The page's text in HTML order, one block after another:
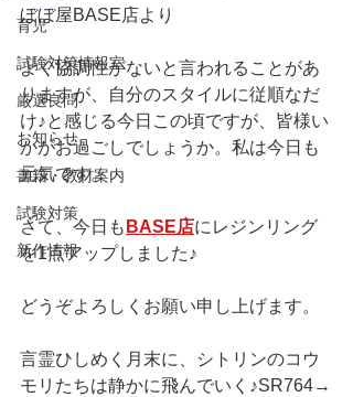
育児
試験対策情報室
厳選良問
お知らせ
書籍・教材案内
試験対策
新作情報
ぼぼ屋BASE店より
よく協調性がないと言われることがあ
りますが、自分のスタイルに従順なだ
け♪と感じる今日この頃ですが、皆様い
かがお過ごしでしょうか。私は今日も
元気です。
さて、今日も BASE店にレジンリング
を1点アップしました♪
どうぞよろしくお願い申し上げます。
言霊ひしめく月末に、シトリンのコウ
モリたちは静かに飛んでいく♪SR764→